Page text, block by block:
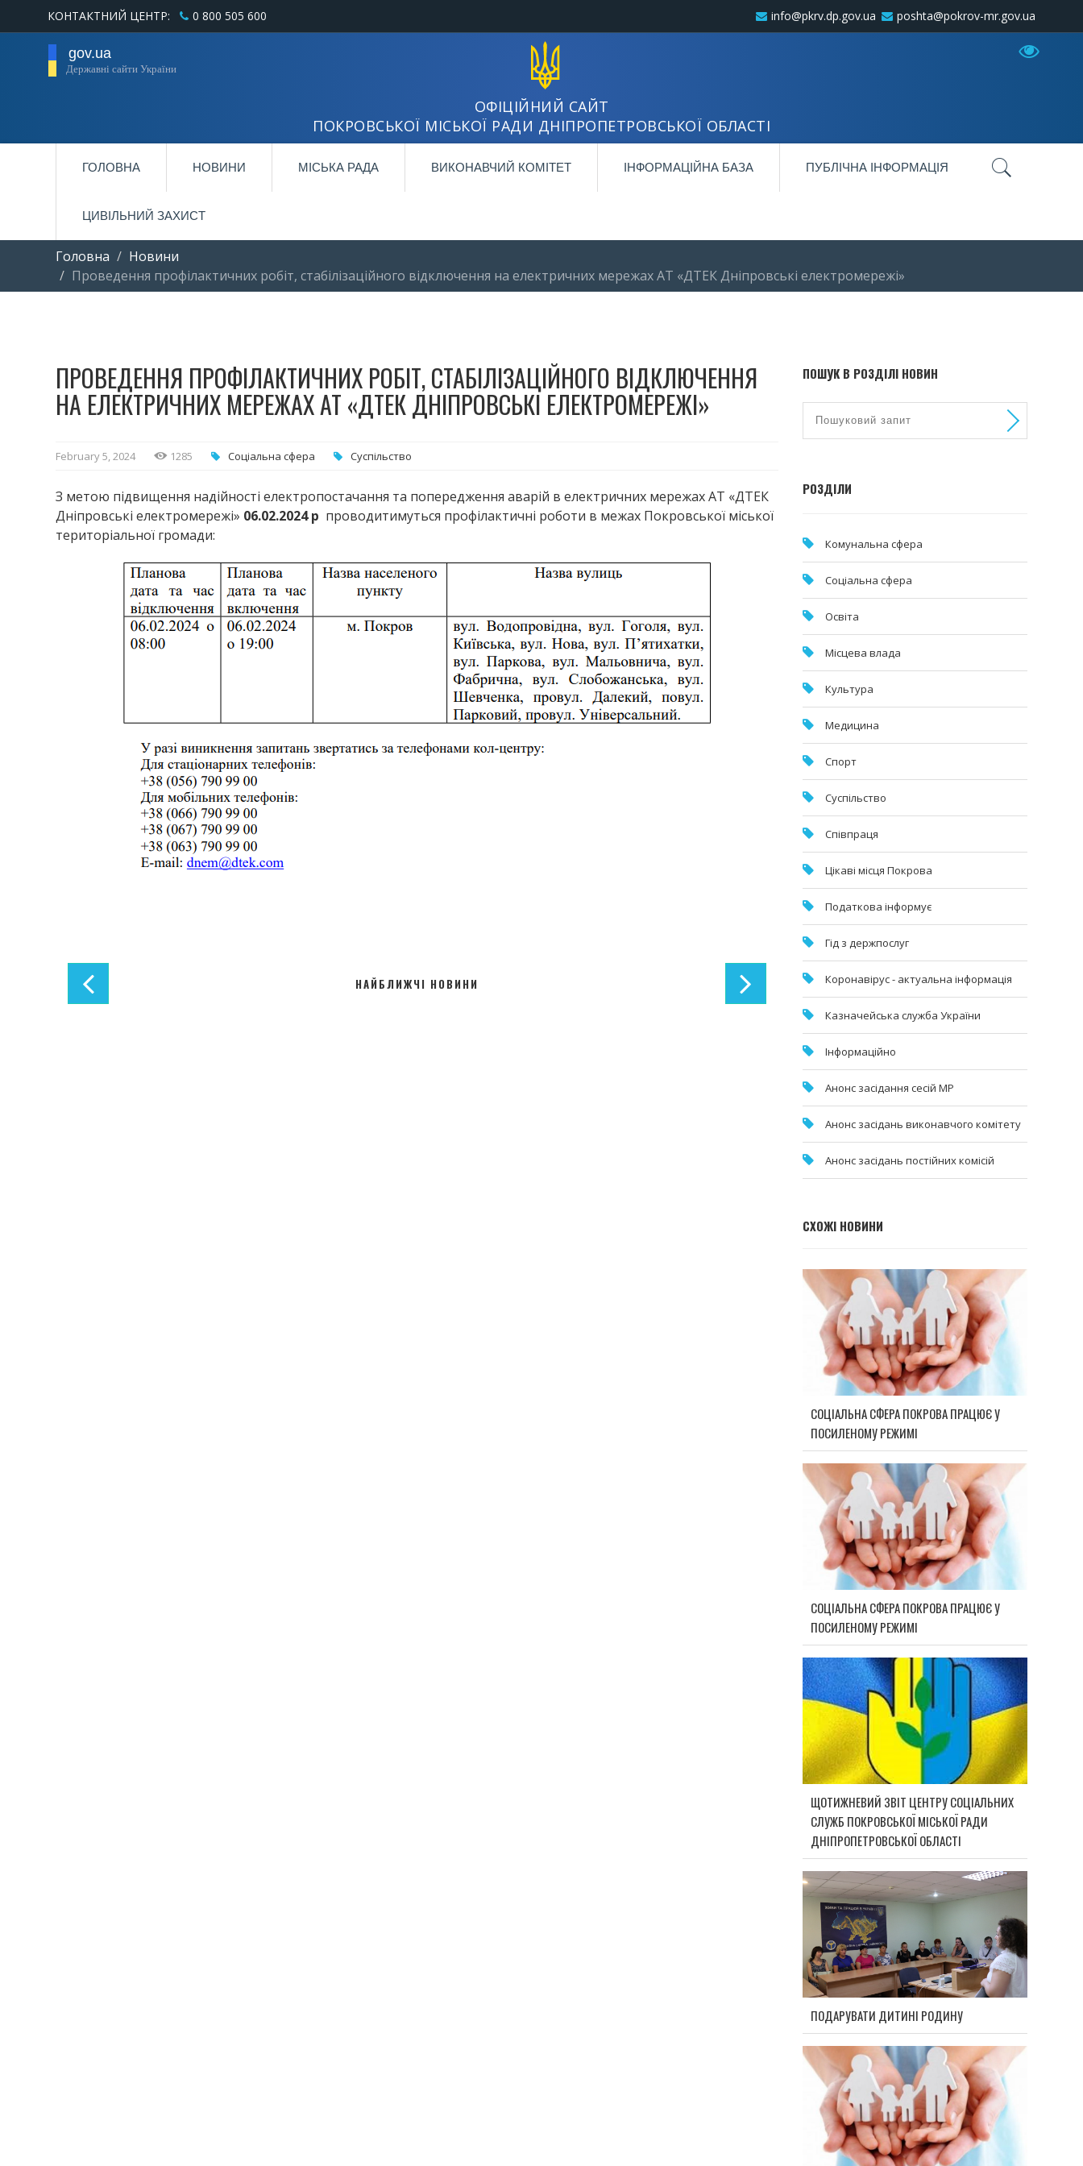
КОНТАКТНИЙ ЦЕНТР: 0 800 505 600 info@pkrv.dp.gov.ua poshta@pokrov-mr.gov.ua
gov.ua
Державні сайти України
ОФІЦІЙНИЙ САЙТ
ПОКРОВСЬКОЇ МІСЬКОЇ РАДИ ДНІПРОПЕТРОВСЬКОЇ ОБЛАСТІ
ГОЛОВНА НОВИНИ МІСЬКА РАДА ВИКОНАВЧИЙ КОМІТЕТ ІНФОРМАЦІЙНА БАЗА ПУБЛІЧНА ІНФОРМАЦІЯ
ЦИВІЛЬНИЙ ЗАХИСТ
Головна
Новини
Проведення профілактичних робіт, стабілізаційного відключення на електричних мережах АТ «ДТЕК Дніпровські електромережі»
ПРОВЕДЕННЯ ПРОФІЛАКТИЧНИХ РОБІТ, СТАБІЛІЗАЦІЙНОГО ВІДКЛЮЧЕННЯ
НА ЕЛЕКТРИЧНИХ МЕРЕЖАХ АТ «ДТЕК ДНІПРОВСЬКІ ЕЛЕКТРОМЕРЕЖІ»
February 5, 2024 1285 Соціальна сфера Суспільство
З метою підвищення надійності електропостачання та попередження аварій в електричних мережах АТ «ДТЕК
Дніпровські електромережі» 06.02.2024 р проводитимуться профілактичні роботи в межах Покровської міської
територіальної громади:
НАЙБЛИЖЧІ НОВИНИ
ПОШУК В РОЗДІЛІ НОВИН
РОЗДІЛИ
Комунальна cфера
Соціальна сфера
Освіта
Місцева влада
Культура
Медицина
Спорт
Суспільство
Співпраця
Цікаві місця Покрова
Податкова інформує
Гід з держпослуг
Коронавірус - актуальна інформація
Казначейська служба України
Інформаційно
Анонс засідання сесій МР
Анонс засідань виконавчого комітету
Анонс засідань постійних комісій
СХОЖІ НОВИНИ
СОЦІАЛЬНА СФЕРА ПОКРОВА ПРАЦЮЄ У
ПОСИЛЕНОМУ РЕЖИМІ
СОЦІАЛЬНА СФЕРА ПОКРОВА ПРАЦЮЄ У
ПОСИЛЕНОМУ РЕЖИМІ
ЩОТИЖНЕВИЙ ЗВІТ ЦЕНТРУ СОЦІАЛЬНИХ
СЛУЖБ ПОКРОВСЬКОЇ МІСЬКОЇ РАДИ
ДНІПРОПЕТРОВСЬКОЇ ОБЛАСТІ
ПОДАРУВАТИ ДИТИНІ РОДИНУ